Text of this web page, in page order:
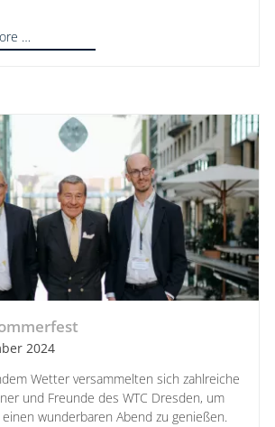
…
2024
Wetter versammelten sich zahlreiche
und Freunde des WTC Dresden, um
wunderbaren Abend zu genießen.